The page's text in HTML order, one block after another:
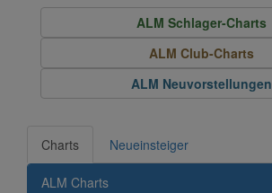
ALM Schlager-Charts
ALM Club-Charts
ALM Neuvorstellungen
Charts Neueinsteiger
ALM Charts